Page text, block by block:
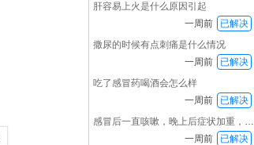
肝容易上火是什么原因引起
一周前
已解决
撒尿的时候有点刺痛是什么情况
一周前
已解决
吃了感冒药喝酒会怎么样
一周前
已解决
感冒后一直咳嗽，晚上后症状加重，喉咙特别痛也
一周前
已解决